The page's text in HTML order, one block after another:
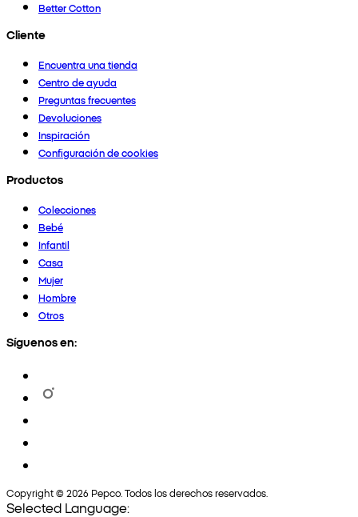
Better Cotton
Cliente
Encuentra una tienda
Centro de ayuda
Preguntas frecuentes
Devoluciones
Inspiración
Configuración de cookies
Productos
Colecciones
Bebé
Infantil
Casa
Mujer
Hombre
Otros
Síguenos en:
Copyright © 2026 Pepco. Todos los derechos reservados.
Selected Language: